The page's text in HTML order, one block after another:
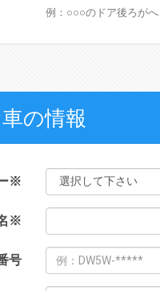
例：○○○のドア後ろがへ
の情報
※
※
号